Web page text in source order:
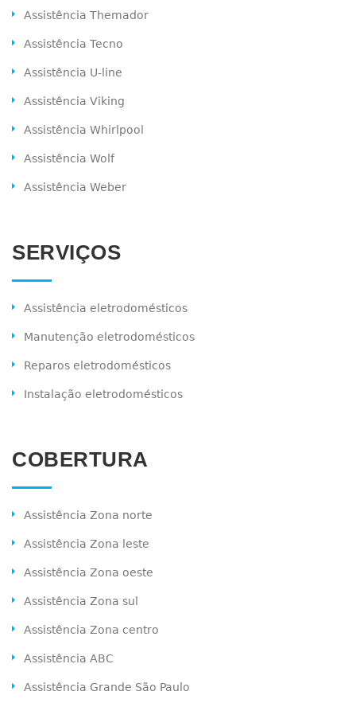
Assistência Themador
Assistência Tecno
Assistência U-line
Assistência Viking
Assistência Whirlpool
Assistência Wolf
Assistência Weber
SERVIÇOS
Assistência eletrodomésticos
Manutenção eletrodomésticos
Reparos eletrodomésticos
Instalação eletrodomésticos
COBERTURA
Assistência Zona norte
Assistência Zona leste
Assistência Zona oeste
Assistência Zona sul
Assistência Zona centro
Assistência ABC
Assistência Grande São Paulo